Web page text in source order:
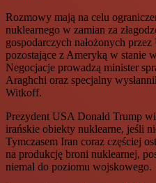
Rozmowy mają na celu
nuklearnego w zamian za
gospodarczych nałożonych
pozostające z Ameryką w stanie
Negocjacje prowadzą minister
Araghchi oraz specjalny
Witkoff.
Prezydent USA Donald Trump
irańskie obiekty nuklearne, jeśli
Tymczasem Iran coraz częściej
na produkcję broni nuklearnej,
niemal do poziomu wojskowego.